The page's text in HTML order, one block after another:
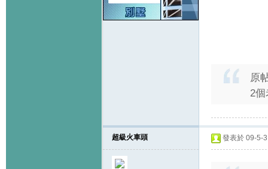
原
2
超級火車頭 發表於 09-5-